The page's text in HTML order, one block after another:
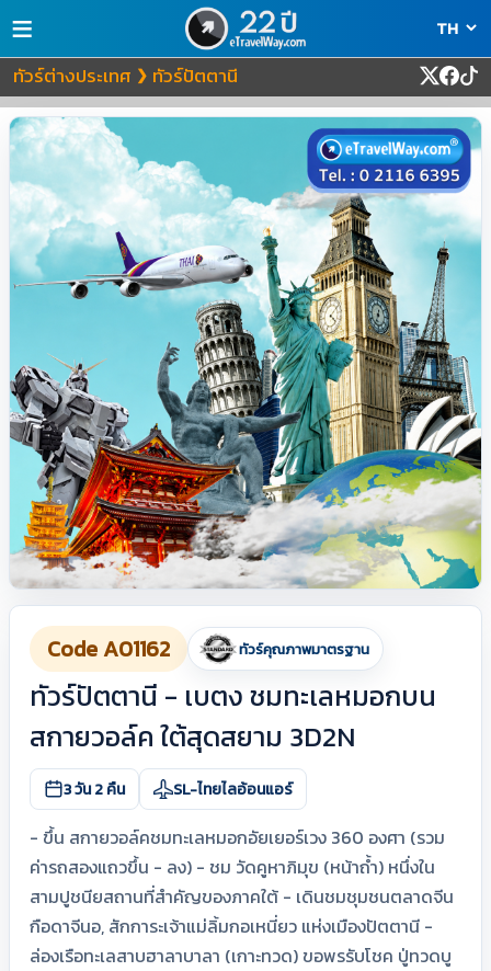
≡
ทัวร์ต่างประเทศ ❯ ทัวร์ปัตตานี
Code A01162 ทัวร์คุณภาพมาตรฐาน
ทัวร์ปัตตานี - เบตง ชมทะเลหมอกบน
สกายวอล์ค ใต้สุดสยาม 3D2N
3 วัน 2 คืน SL-ไทยไลอ้อนแอร์
- ขึ้น สกายวอล์คชมทะเลหมอกอัยเยอร์เวง 360 องศา (รวม
ค่ารถสองแถวขึ้น - ลง) - ชม วัดคูหาภิมุข (หน้าถ้ำ) หนึ่งใน
สามปูชนียสถานที่สำคัญของภาคใต้ - เดินชมชุมชนตลาดจีน
กือดาจีนอ, สักการะเจ้าแม่ลิ้มกอเหนี่ยว แห่งเมืองปัตตานี -
ล่องเรือทะเลสาบฮาลาบาลา (เกาะทวด) ขอพรรับโชค ปู่ทวดบู